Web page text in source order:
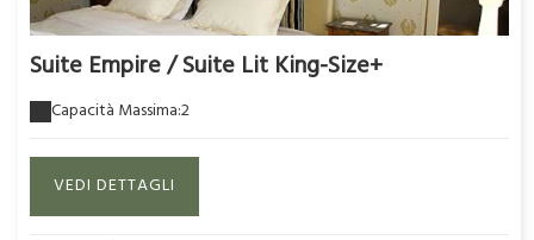
Suite Empire / Suite Lit King-Size+
Capacità Massima:2
VEDI DETTAGLI